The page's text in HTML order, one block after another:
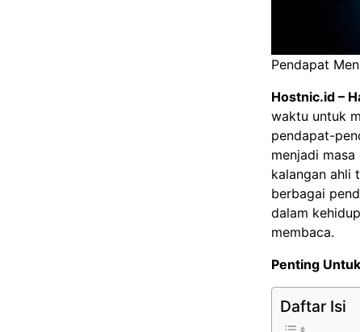
Pendapat
Hostnic.id –
waktu untuk
pendapat-
menjadi
kalangan ahli
berbagai
dalam
membaca.
Penting
Daftar Isi